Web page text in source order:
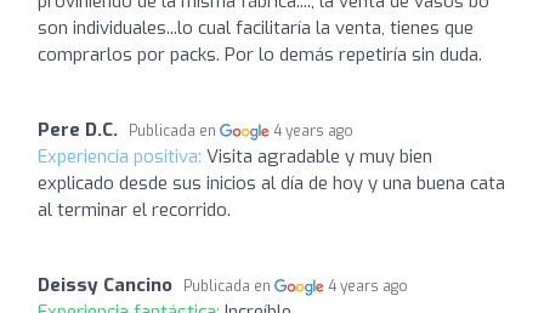
son individuales...lo cual facilitaría la venta, tienes que
comprarlos por packs. Por lo demás repetiría sin duda.
Pere D.C. Publicada en 4 years ago
Experiencia positiva: Visita agradable y muy bien
explicado desde sus inicios al día de hoy y una buena cata
al terminar el recorrido.
Deissy Cancino Publicada en 4 years ago